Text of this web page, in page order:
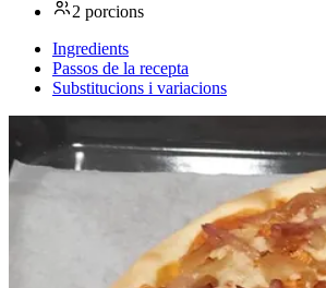
2 porcions
Ingredients
Passos de la recepta
Substitucions i variacions